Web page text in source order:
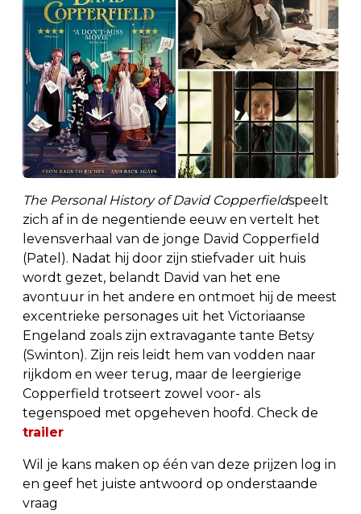
The Personal History of David Copperfieldspeelt
zich af in de negentiende eeuw en vertelt het
levensverhaal van de jonge David Copperfield
(Patel). Nadat hij door zijn stiefvader uit huis
wordt gezet, belandt David van het ene
avontuur in het andere en ontmoet hij de meest
excentrieke personages uit het Victoriaanse
Engeland zoals zijn extravagante tante Betsy
(Swinton). Zijn reis leidt hem van vodden naar
rijkdom en weer terug, maar de leergierige
Copperfield trotseert zowel voor- als
tegenspoed met opgeheven hoofd. Check de
trailer
Wil je kans maken op één van deze prijzen log in
en geef het juiste antwoord op onderstaande
vraag